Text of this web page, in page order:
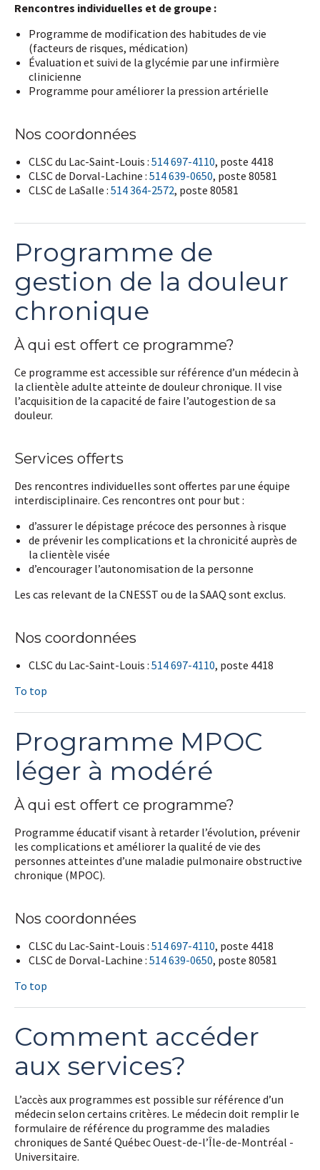
Rencontres individuelles et de groupe :
Programme de modification des habitudes de vie
(facteurs de risques, médication)
Évaluation et suivi de la glycémie par une infirmière
clinicienne
Programme pour améliorer la pression artérielle
Nos coordonnées
CLSC du Lac-Saint-Louis : 514 697-4110, poste 4418
CLSC de Dorval-Lachine : 514 639-0650, poste 80581
CLSC de LaSalle : 514 364-2572, poste 80581
Programme de
gestion de la douleur
chronique
À qui est offert ce programme?
Ce programme est accessible sur référence d’un médecin à
la clientèle adulte atteinte de douleur chronique. Il vise
l’acquisition de la capacité de faire l’autogestion de sa
douleur.
Services offerts
Des rencontres individuelles sont offertes par une équipe
interdisciplinaire. Ces rencontres ont pour but :
d’assurer le dépistage précoce des personnes à risque
de prévenir les complications et la chronicité auprès de
la clientèle visée
d’encourager l’autonomisation de la personne
Les cas relevant de la CNESST ou de la SAAQ sont exclus.
Nos coordonnées
CLSC du Lac-Saint-Louis : 514 697-4110, poste 4418
To top
Programme MPOC
léger à modéré
À qui est offert ce programme?
Programme éducatif visant à retarder l’évolution, prévenir
les complications et améliorer la qualité de vie des
personnes atteintes d’une maladie pulmonaire obstructive
chronique (MPOC).
Nos coordonnées
CLSC du Lac-Saint-Louis : 514 697-4110, poste 4418
CLSC de Dorval-Lachine : 514 639-0650, poste 80581
To top
Comment accéder
aux services?
L’accès aux programmes est possible sur référence d’un
médecin selon certains critères. Le médecin doit remplir le
formulaire de référence du programme des maladies
chroniques de Santé Québec Ouest-de-l’Île-de-Montréal -
Universitaire.